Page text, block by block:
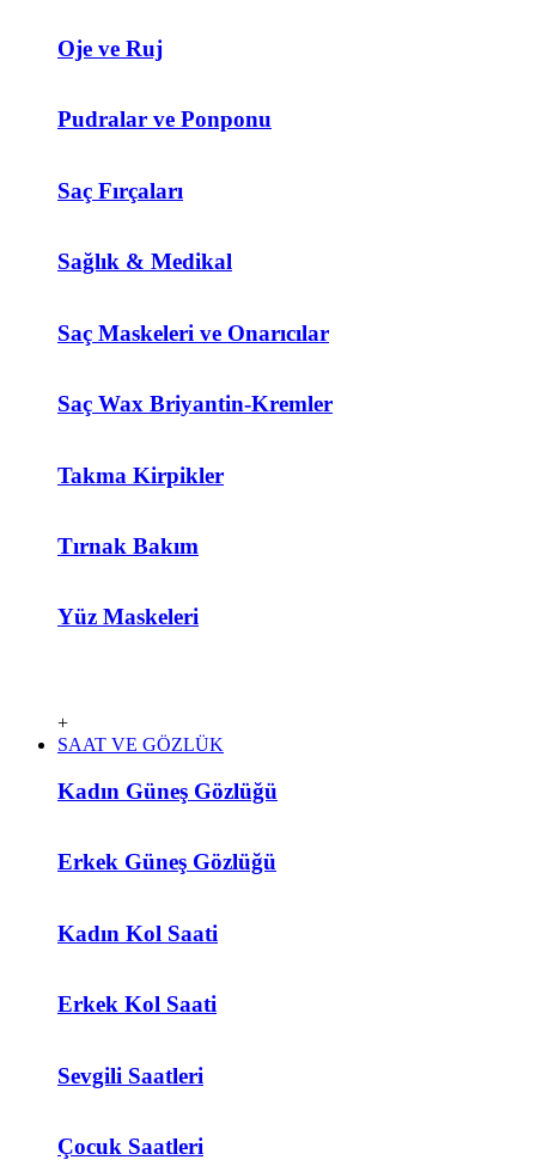
Oje ve Ruj
Pudralar ve Ponponu
Saç Fırçaları
Sağlık & Medikal
Saç Maskeleri ve Onarıcılar
Saç Wax Briyantin-Kremler
Takma Kirpikler
Tırnak Bakım
Yüz Maskeleri
+
SAAT VE GÖZLÜK
Kadın Güneş Gözlüğü
Erkek Güneş Gözlüğü
Kadın Kol Saati
Erkek Kol Saati
Sevgili Saatleri
Çocuk Saatleri